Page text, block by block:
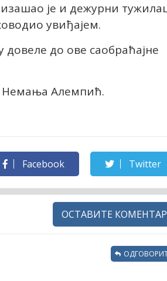
је и дежурни
увиђајем.
довеле до ове саобраћајне
Немања Алемпић.
Facebook Twitter
ОСТАВИТЕ КОМЕНТАР